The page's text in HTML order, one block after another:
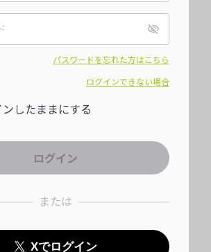
パスワードを忘れた方はこちら
ログインできない場合
ンしたままにする
または
Xでログイン